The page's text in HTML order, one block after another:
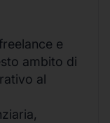
e
ambito di
al